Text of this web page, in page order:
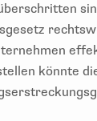
könnte